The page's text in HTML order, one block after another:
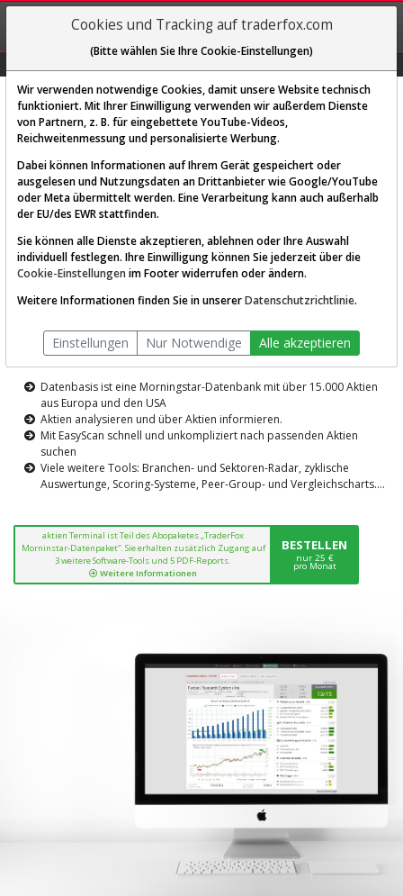
REGIS-
TRIEREN
Diese Funktion ist nur für
AKTIEN-TERMINAL
Die Aktienanalyse-Plattform von
TraderFox
Datenbasis ist eine Morningstar-Datenbank mit über 15.000 Aktien
aus Europa und den USA
Aktien analysieren und über Aktien informieren.
Mit EasyScan schnell und unkompliziert nach passenden Aktien
suchen
Viele weitere Tools: Branchen- und Sektoren-Radar, zyklische
Auswertunge, Scoring-Systeme, Peer-Group- und Vergleichscharts....
aktien Terminal ist Teil des Abopaketes „TraderFox
Morninstar-Datenpaket“. Sie erhalten zusätzlich Zugang auf
3 weitere Software-Tools und 5 PDF-Reports.
Weitere Informationen
BESTELLEN
nur 25 €
pro Monat
Cookies und Tracking auf traderfox.com
(Bitte wählen Sie Ihre Cookie-Einstellungen)
Wir verwenden notwendige Cookies, damit unsere Website technisch
funktioniert. Mit Ihrer Einwilligung verwenden wir außerdem Dienste
von Partnern, z. B. für eingebettete YouTube-Videos,
Reichweitenmessung und personalisierte Werbung.
Dabei können Informationen auf Ihrem Gerät gespeichert oder
ausgelesen und Nutzungsdaten an Drittanbieter wie Google/YouTube
oder Meta übermittelt werden. Eine Verarbeitung kann auch außerhalb
der EU/des EWR stattfinden.
Sie können alle Dienste akzeptieren, ablehnen oder Ihre Auswahl
individuell festlegen. Ihre Einwilligung können Sie jederzeit über die
Cookie-Einstellungen im Footer widerrufen oder ändern.
Weitere Informationen finden Sie in unsererDatenschutzrichtlinie.
Einstellungen Nur Notwendige Alle akzeptieren